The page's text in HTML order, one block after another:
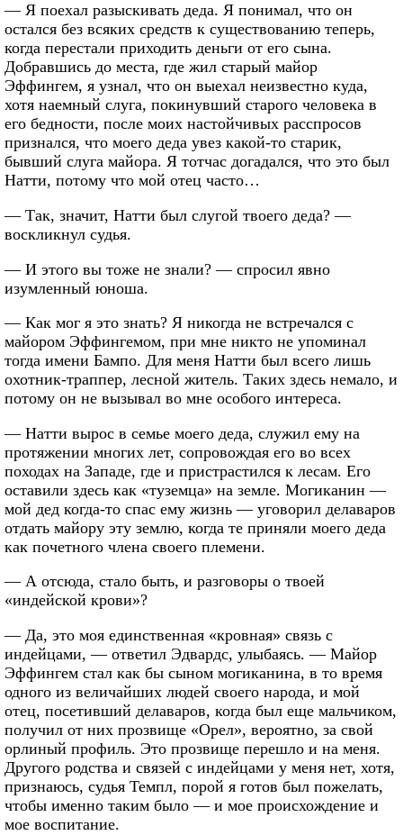
— Я поехал разыскивать деда. Я понимал, что он
остался без всяких средств к существованию теперь,
когда перестали приходить деньги от его сына.
Добравшись до места, где жил старый майор
Эффингем, я узнал, что он выехал неизвестно куда,
хотя наемный слуга, покинувший старого человека в
его бедности, после моих настойчивых расспросов
признался, что моего деда увез какой-то старик,
бывший слуга майора. Я тотчас догадался, что это был
Натти, потому что мой отец часто…
— Так, значит, Натти был слугой твоего деда? —
воскликнул судья.
— И этого вы тоже не знали? — спросил явно
изумленный юноша.
— Как мог я это знать? Я никогда не встречался с
майором Эффингемом, при мне никто не упоминал
тогда имени Бампо. Для меня Натти был всего лишь
охотник-траппер, лесной житель. Таких здесь немало, и
потому он не вызывал во мне особого интереса.
— Натти вырос в семье моего деда, служил ему на
протяжении многих лет, сопровождая его во всех
походах на Западе, где и пристрастился к лесам. Его
оставили здесь как «туземца» на земле. Могиканин —
мой дед когда-то спас ему жизнь — уговорил делаваров
отдать майору эту землю, когда те приняли моего деда
как почетного члена своего племени.
— А отсюда, стало быть, и разговоры о твоей
«индейской крови»?
— Да, это моя единственная «кровная» связь с
индейцами, — ответил Эдвардс, улыбаясь. — Майор
Эффингем стал как бы сыном могиканина, в то время
одного из величайших людей своего народа, и мой
отец, посетивший делаваров, когда был еще мальчиком,
получил от них прозвище «Орел», вероятно, за свой
орлиный профиль. Это прозвище перешло и на меня.
Другого родства и связей с индейцами у меня нет, хотя,
признаюсь, судья Темпл, порой я готов был пожелать,
чтобы именно таким было — и мое происхождение и
мое воспитание.